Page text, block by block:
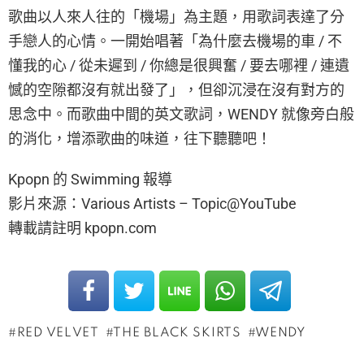
歌曲以人來人往的「機場」為主題，用歌詞表達了分
手戀人的心情。一開始唱著「為什麼去機場的車 / 不
懂我的心 / 從未遲到 / 你總是很興奮 / 要去哪裡 / 連遺
憾的空隙都沒有就出發了」，但卻沉浸在沒有對方的
思念中。而歌曲中間的英文歌詞，WENDY 就像旁白般
的消化，增添歌曲的味道，往下聽聽吧！
Kpopn 的 Swimming 報導
影片來源：Various Artists – Topic@YouTube
轉載請註明 kpopn.com
RED VELVET THE BLACK SKIRTS WENDY